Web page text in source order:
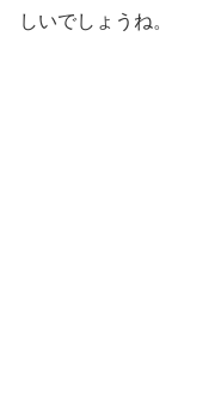
しいでしょうね。